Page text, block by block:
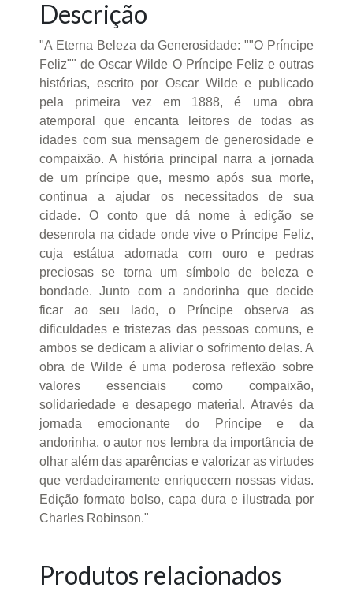
Descrição
"A Eterna Beleza da Generosidade: ""O Príncipe
Feliz"" de Oscar Wilde O Príncipe Feliz e outras
histórias, escrito por Oscar Wilde e publicado
pela primeira vez em 1888, é uma obra
atemporal que encanta leitores de todas as
idades com sua mensagem de generosidade e
compaixão. A história principal narra a jornada
de um príncipe que, mesmo após sua morte,
continua a ajudar os necessitados de sua
cidade. O conto que dá nome à edição se
desenrola na cidade onde vive o Príncipe Feliz,
cuja estátua adornada com ouro e pedras
preciosas se torna um símbolo de beleza e
bondade. Junto com a andorinha que decide
ficar ao seu lado, o Príncipe observa as
dificuldades e tristezas das pessoas comuns, e
ambos se dedicam a aliviar o sofrimento delas. A
obra de Wilde é uma poderosa reflexão sobre
valores essenciais como compaixão,
solidariedade e desapego material. Através da
jornada emocionante do Príncipe e da
andorinha, o autor nos lembra da importância de
olhar além das aparências e valorizar as virtudes
que verdadeiramente enriquecem nossas vidas.
Edição formato bolso, capa dura e ilustrada por
Charles Robinson."
Produtos relacionados